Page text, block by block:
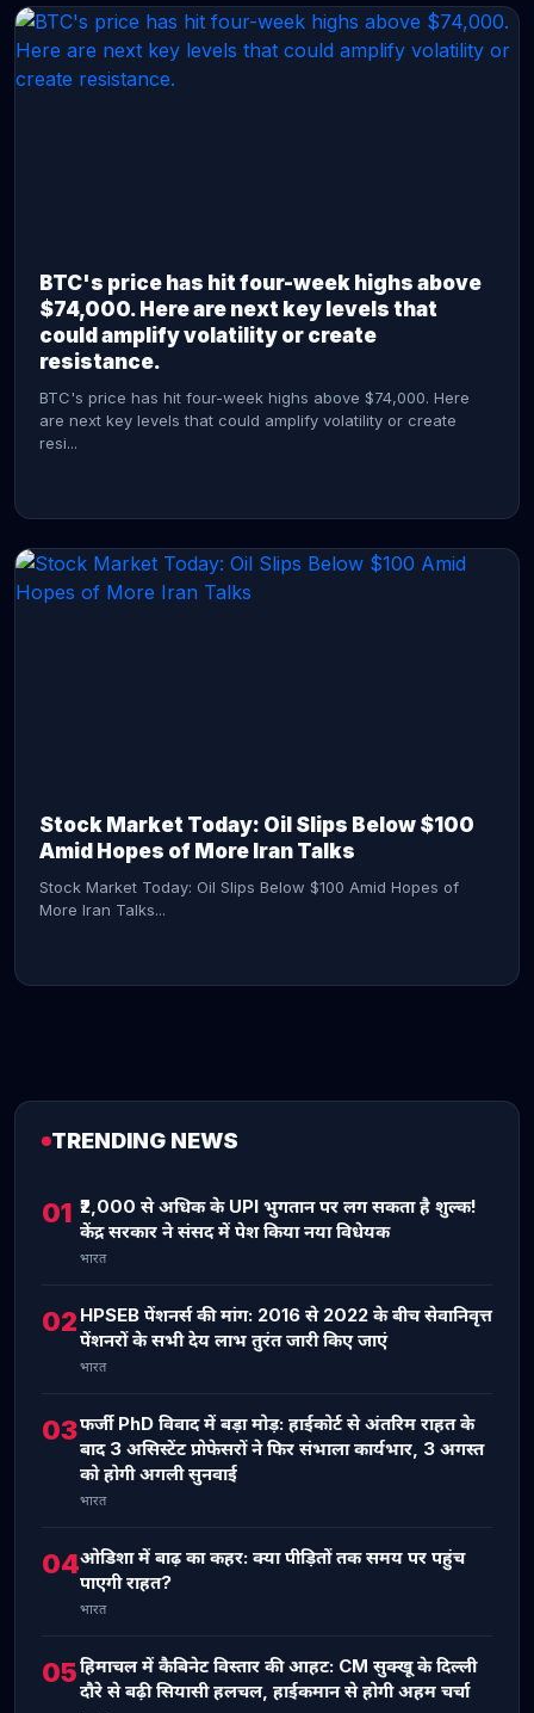
BTC's price has hit four-week highs above
$74,000. Here are next key levels that
could amplify volatility or create
resistance.
BTC's price has hit four-week highs above $74,000. Here
are next key levels that could amplify volatility or create
resi...
Stock Market Today: Oil Slips Below $100
Amid Hopes of More Iran Talks
Stock Market Today: Oil Slips Below $100 Amid Hopes of
More Iran Talks...
TRENDING NEWS
01 ₹2,000 से अधिक के UPI भुगतान पर लग सकता है शुल्क!
केंद्र सरकार ने संसद में पेश किया नया विधेयक
भारत
02 HPSEB पेंशनर्स की मांग: 2016 से 2022 के बीच सेवानिवृत्त
पेंशनरों के सभी देय लाभ तुरंत जारी किए जाएं
भारत
03फर्जी PhD विवाद में बड़ा मोड़: हाईकोर्ट से अंतरिम राहत के
बाद 3 असिस्टेंट प्रोफेसरों ने फिर संभाला कार्यभार, 3 अगस्त
को होगी अगली सुनवाई
भारत
04ओडिशा में बाढ़ का कहर: क्या पीड़ितों तक समय पर पहुंच
पाएगी राहत?
भारत
05हिमाचल में कैबिनेट विस्तार की आहट: CM सुक्खू के दिल्ली
दौरे से बढ़ी सियासी हलचल, हाईकमान से होगी अहम चर्चा